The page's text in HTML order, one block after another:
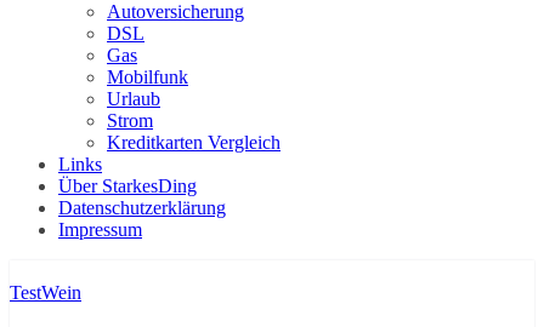
Autoversicherung
DSL
Gas
Mobilfunk
Urlaub
Strom
Kreditkarten Vergleich
Links
Über StarkesDing
Datenschutzerklärung
Impressum
TestWein